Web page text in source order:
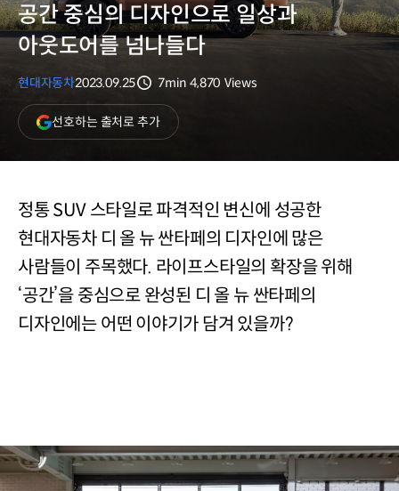
공간 중심의 디자인으로 일상과
아웃도어를 넘나들다
현대자동차2023.09.25
7min 4,870 Views
선호하는 출처로 추가(새
창
열림)
정통 SUV 스타일로 파격적인 변신에 성공한
현대자동차 디 올 뉴 싼타페의 디자인에 많은
사람들이 주목했다. 라이프스타일의 확장을 위해
‘공간’을 중심으로 완성된 디 올 뉴 싼타페의
디자인에는 어떤 이야기가 담겨 있을까?